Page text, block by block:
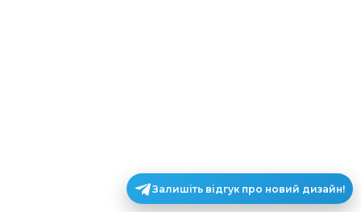
Залишіть відгук про новий дизайн!